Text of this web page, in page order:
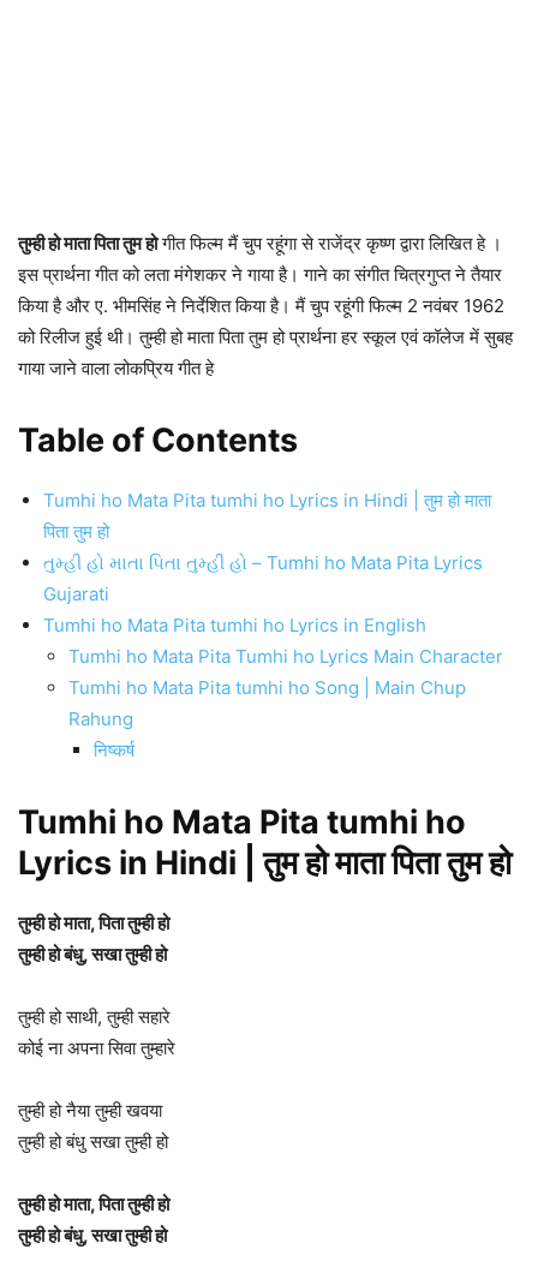
तुम्ही हो माता पिता तुम होगीत फिल्म मैं चुप रहूंगा से राजेंद्र कृष्ण द्वारा लिखित हे ।
इस प्रार्थना गीत को लता मंगेशकर ने गाया है। गाने का संगीत चित्रगुप्त ने तैयार
किया है और ए. भीमसिंह ने निर्देशित किया है। मैं चुप रहूंगी फिल्म 2 नवंबर 1962
को रिलीज हुई थी। तुम्ही हो माता पिता तुम हो प्रार्थना हर स्कूल एवं कॉलेज में सुबह
गाया जाने वाला लोकप्रिय गीत हे
Table of Contents
Tumhi ho Mata Pita tumhi ho Lyrics in Hindi | तुम हो माता
पिता तुम हो
તુમ્હી હો માતા પિતા તુમ્હી હો – Tumhi ho Mata Pita Lyrics
Gujarati
Tumhi ho Mata Pita tumhi ho Lyrics in English
Tumhi ho Mata Pita Tumhi ho Lyrics Main Character
Tumhi ho Mata Pita tumhi ho Song | Main Chup
Rahung
निष्कर्ष
Tumhi ho Mata Pita tumhi ho
Lyrics in Hindi | तुम हो माता पिता तुम हो
तुम्ही हो माता, पिता तुम्ही हो
तुम्ही हो बंधु, सखा तुम्ही हो
तुम्ही हो साथी, तुम्ही सहारे
कोई ना अपना सिवा तुम्हारे
तुम्ही हो नैया तुम्ही खवया
तुम्ही हो बंधु सखा तुम्ही हो
तुम्ही हो माता, पिता तुम्ही हो
तुम्ही हो बंधु, सखा तुम्ही हो